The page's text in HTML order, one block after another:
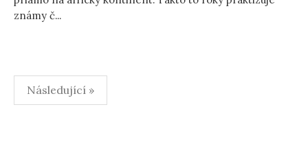
známy č...
Stránkování
příspěvků
Následující »